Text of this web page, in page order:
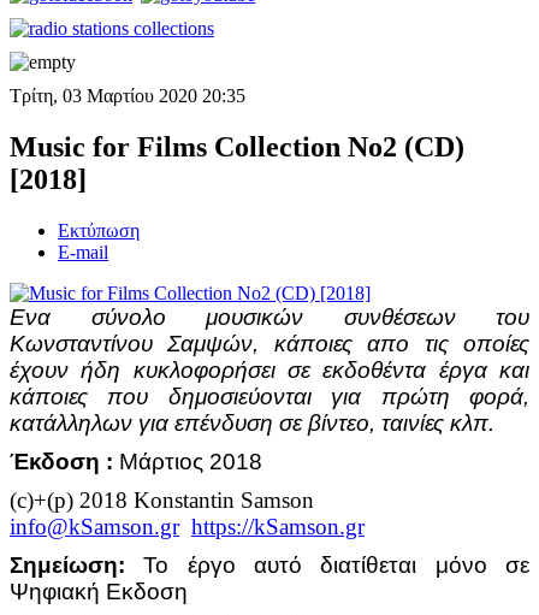
Τρίτη, 03 Μαρτίου 2020 20:35
Music for Films Collection No2 (CD)
[2018]
Εκτύπωση
E-mail
Ενα σύνολο μουσικών συνθέσεων του
Κωνσταντίνου Σαμψών, κάποιες απο τις οποίες
έχουν ήδη κυκλοφορήσει σε εκδοθέντα έργα και
κάποιες που δημοσιεύονται για πρώτη φορά,
κατάλληλων για επένδυση σε βίντεο, ταινίες κλπ.
Έκδοση : Μάρτιος 2018
(c)+(p) 2018 Konstantin Samson
info@kSamson.gr https://kSamson.gr
Σημείωση: Το έργο αυτό διατίθεται μόνο σε
Ψηφιακή Εκδοση